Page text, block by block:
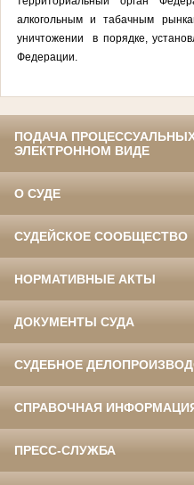
алкогольным и табачным
уничтожении
в порядке,
Федерации.
ПОДАЧА
ЭЛЕКТРОННОМ ВИДЕ
О СУДЕ
СУДЕЙСКОЕ СООБЩЕСТВО
НОРМАТИВНЫЕ АКТЫ
ДОКУМЕНТЫ СУДА
СУДЕБНОЕ
СПРАВОЧНАЯ
ПРЕСС-СЛУЖБА